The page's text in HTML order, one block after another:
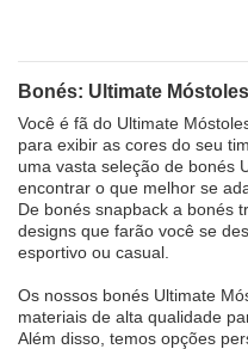
Bonés: Ultimate Móstoles
Você é fã do Ultimate
para exibir as cores do seu
uma vasta seleção de bonés
encontrar o que melhor se
De bonés snapback a bonés
designs que farão você se
esportivo ou casual.
Os nossos bonés Ultimate
materiais de alta qualidade
Além disso, temos opções